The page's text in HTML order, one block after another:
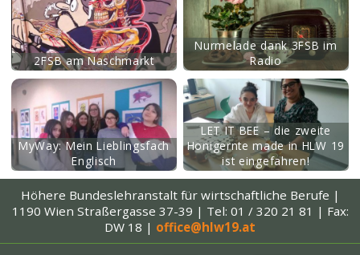
2FSB am Naschmarkt
Nurmelade dank 3FSB im
Radio
MyWay: Mein Lieblingsfach
Englisch
LET IT BEE – die zweite
Honigernte made in HLW 19
ist eingefahren!
mehr
Höhere Bundeslehranstalt für wirtschaftliche Berufe |
1190 Wien Straßergasse 37-39 | Tel: 01 / 320 21 81 | Fax:
DW 18 | office@hlw19.at